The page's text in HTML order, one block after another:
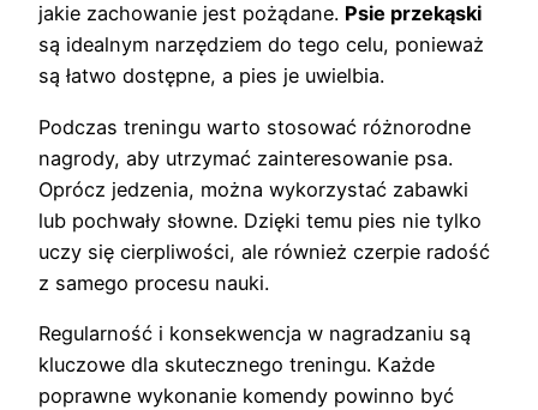
jakie zachowanie jest pożądane. Psie przekąski
są idealnym narzędziem do tego celu, ponieważ
są łatwo dostępne, a pies je uwielbia.
Podczas treningu warto stosować różnorodne
nagrody, aby utrzymać zainteresowanie psa.
Oprócz jedzenia, można wykorzystać zabawki
lub pochwały słowne. Dzięki temu pies nie tylko
uczy się cierpliwości, ale również czerpie radość
z samego procesu nauki.
Regularność i konsekwencja w nagradzaniu są
kluczowe dla skutecznego treningu. Każde
poprawne wykonanie komendy powinno być